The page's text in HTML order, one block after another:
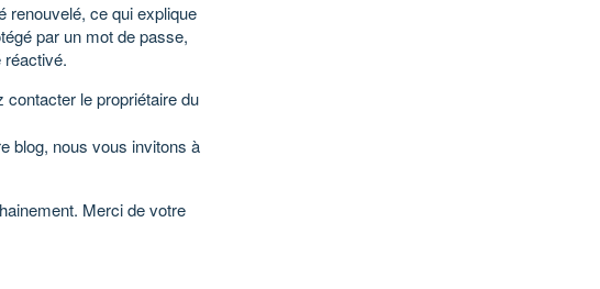
renouvelé, ce qui explique
par un mot de passe,
réactivé.
le propriétaire du
blog, nous vous invitons à
Merci de votre